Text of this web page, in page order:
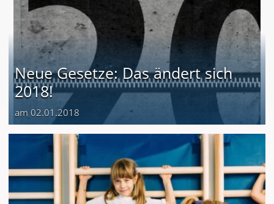
Neue Gesetze: Das ändert sich
2018!
am 02.01.2018